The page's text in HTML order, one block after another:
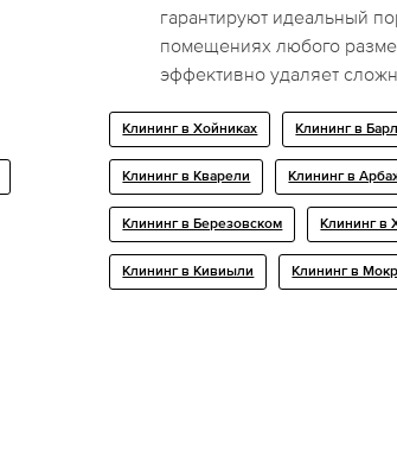
гарантируют идеальный
помещениях любого
эффективно удаляет
Клининг в Хойниках Клининг в
Клининг в Кварели Клининг в
Клининг в Березовском Клининг в
Клининг в Кивиыли Клининг в